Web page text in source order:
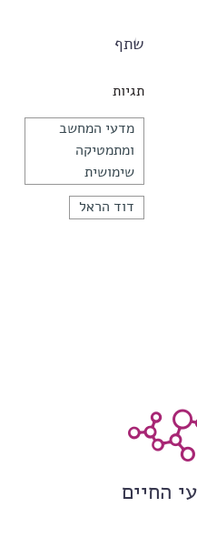
שתף
תגיות
מדעי המחשב
ומתמטיקה
שימושית
דוד הראל
החיים